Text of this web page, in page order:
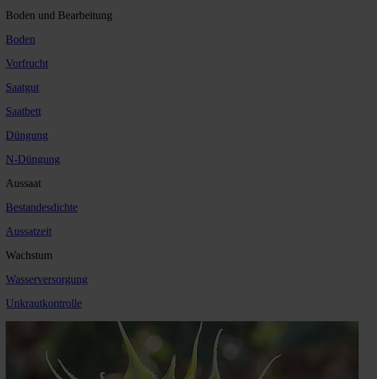
Boden und Bearbeitung
Boden
Vorfrucht
Saatgut
Saatbett
Düngung
N-Düngung
Aussaat
Bestandesdichte
Aussatzeit
Wachstum
Wasserversorgung
Unkrautkontrolle